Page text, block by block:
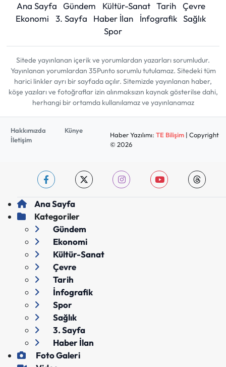
Ana Sayfa Gündem Kültür-Sanat Tarih
Çevre
Ekonomi
3. Sayfa Haber İlan İnfografik Sağlık
Spor
Sitede yayınlanan içerik ve yorumlardan yazarları sorumludur.
Yayınlanan yorumlardan 35Punto sorumlu tutulamaz. Sitedeki tüm
harici linkler ayrı bir sayfada açılır. Sitemizde yayınlanan haber,
köşe yazıları ve fotoğraflar izin alınmaksızın kaynak gösterilse dahi,
herhangi bir ortamda kullanılamaz ve yayınlanamaz
Hakkımızda
Künye
İletişim
Haber Yazılımı: TE Bilişim| Copyright
© 2026
Ana Sayfa
Kategoriler
Gündem
Ekonomi
Kültür-Sanat
Çevre
Tarih
İnfografik
Spor
Sağlık
3. Sayfa
Haber İlan
Foto Galeri